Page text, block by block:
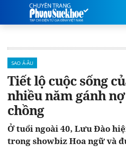
SAO Á-ÂU
Tiết lộ cuộc sống
nhiều năm gánh
chồng
Ở tuổi ngoài 40, Lưu Đào
trong showbiz Hoa ngữ và